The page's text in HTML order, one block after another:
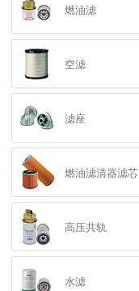
燃油滤
空滤
滤座
燃油滤清器滤芯
高压共轨
水滤